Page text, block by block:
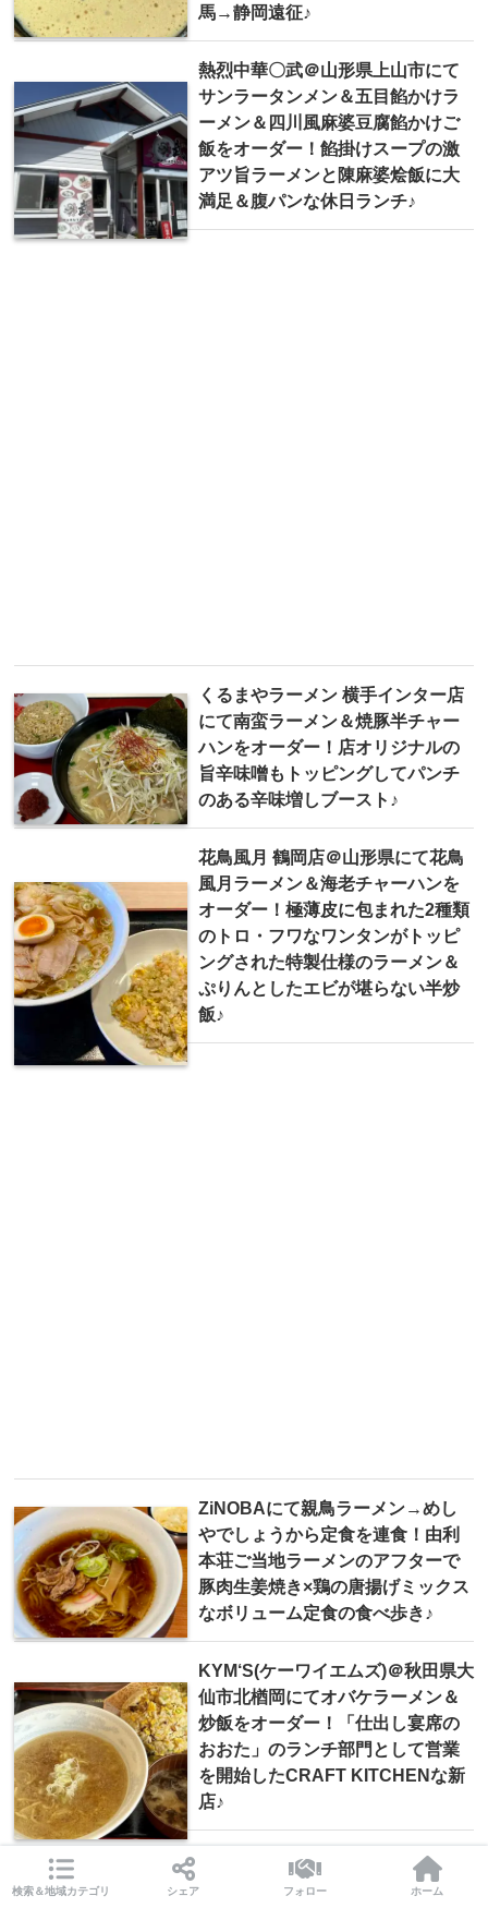
馬→静岡遠征♪
熱烈中華〇武＠山形県上山市にて
サンラータンメン＆五目餡かけラ
ーメン＆四川風麻婆豆腐餡かけご
飯をオーダー！餡掛けスープの激
アツ旨ラーメンと陳麻婆烩飯に大
満足＆腹パンな休日ランチ♪
くるまやラーメン 横手インター店
にて南蛮ラーメン＆焼豚半チャー
ハンをオーダー！店オリジナルの
旨辛味噌もトッピングしてパンチ
のある辛味増しブースト♪
花鳥風月 鶴岡店＠山形県にて花鳥
風月ラーメン＆海老チャーハンを
オーダー！極薄皮に包まれた2種類
のトロ・フワなワンタンがトッピ
ングされた特製仕様のラーメン＆
ぷりんとしたエビが堪らない半炒
飯♪
ZiNOBAにて親鳥ラーメン→めし
やでしょうから定食を連食！由利
本荘ご当地ラーメンのアフターで
豚肉生姜焼き×鶏の唐揚げミックス
なボリューム定食の食べ歩き♪
KYM‘S(ケーワイエムズ)＠秋田県大
仙市北楢岡にてオバケラーメン＆
炒飯をオーダー！「仕出し宴席の
おおた」のランチ部門として営業
を開始したCRAFT KITCHENな新
店♪
肉マシ鉄板食堂＠秋田県秋田市山
王にて長浜ラーメン＆鉄板肉定食
検索＆地域カテゴリ シェア フォロー ホーム